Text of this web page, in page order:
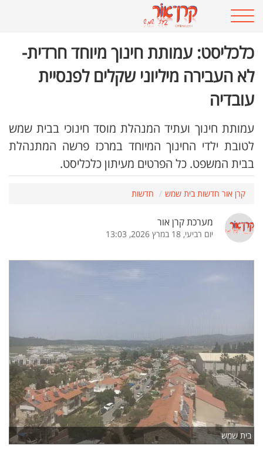
כלכליסט: עמותת חינוך מיוחד חרדית-
לא העבירה מיליוני שקלים לפנסיית
עובדיה
עמותת חינוך ועתיד המנהלת מוסד חינוכי בבית שמש
לטובת ילדי החינוך המיוחד במרכז פרשה המתנהלת
בבית המשפט. כל הפרטים מעיתון כלכליסט.
קרן אור חדשות בית שמש חדשות
מערכת קרן אור
יום רביעי, 18 במרץ 2026, 13:03
בית שמש